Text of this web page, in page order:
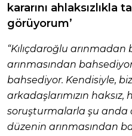
kararını ahlaksızlıkla
görüyorum’
“Kılıçdaroğlu
arınmasından
bahsediyor. Kendisiyle,
arkadaşlarımızın
soruşturmalarla şu anda
düzenin arınmasından